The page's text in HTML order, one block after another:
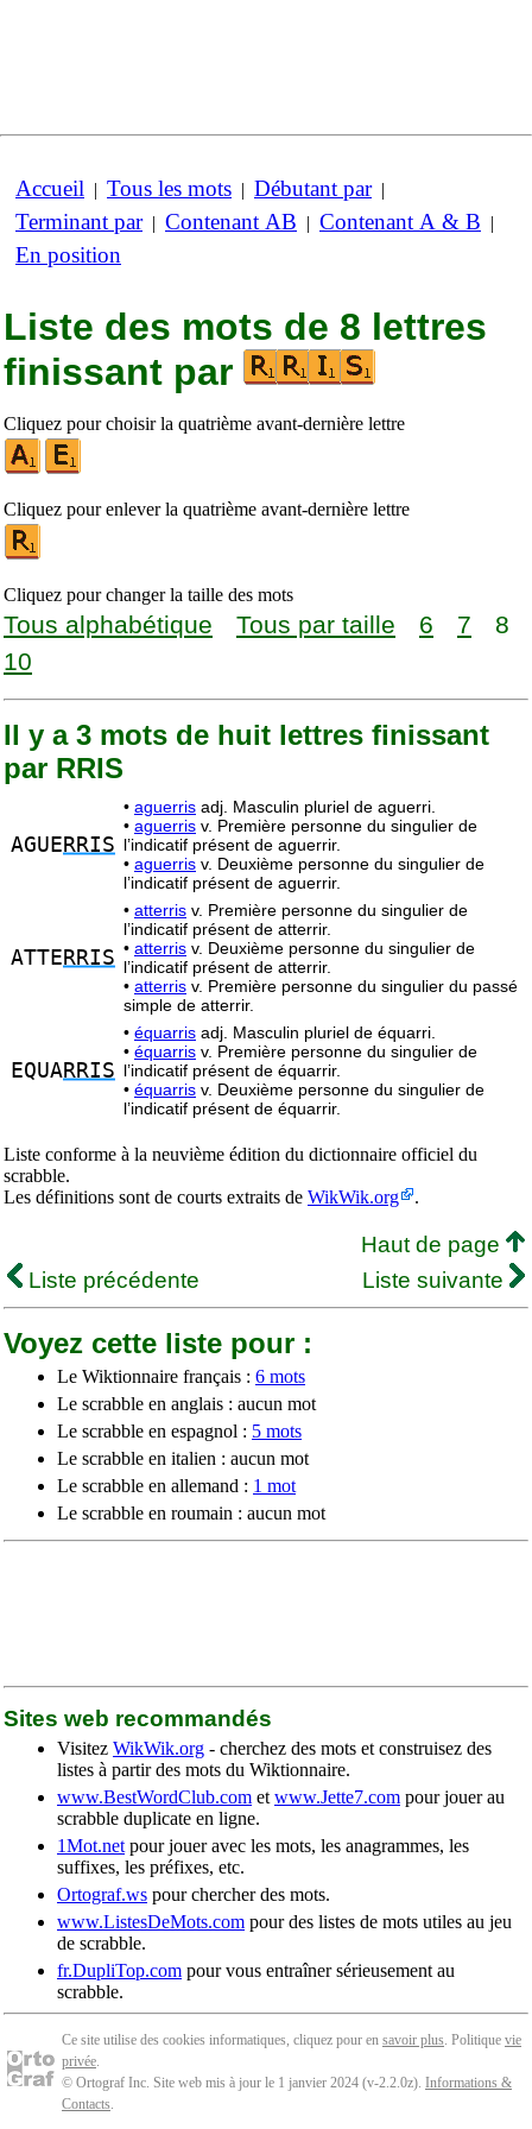
Accueil | Tous les mots | Débutant par|
Terminant par| Contenant AB | Contenant A & B |
En position
Liste des mots de 8 lettres
finissant par
Cliquez pour choisir la quatrième avant-dernière lettre
Cliquez pour enlever la quatrième avant-dernière lettre
Cliquez pour changer la taille des mots
Tous alphabétique Tous par taille 6 7
8
10
Il y a 3 mots de huit lettres finissant
par RRIS
AGUE RRIS
• aguerris adj. Masculin pluriel de aguerri.
• aguerris v. Première personne du singulier de
l’indicatif présent de aguerrir.
• aguerris v. Deuxième personne du singulier de
l’indicatif présent de aguerrir.
ATTE RRIS
• atterris v. Première personne du singulier de
l’indicatif présent de atterrir.
• atterris v. Deuxième personne du singulier de
l’indicatif présent de atterrir.
• atterris v. Première personne du singulier du passé
simple de atterrir.
EQUARRIS
• équarris adj. Masculin pluriel de équarri.
• équarris v. Première personne du singulier de
l’indicatif présent de équarrir.
• équarris v. Deuxième personne du singulier de
l’indicatif présent de équarrir.
Liste conforme à la neuvième édition du dictionnaire officiel du
scrabble.
Les définitions sont de courts extraits de WikWik.org .
Haut de page
Liste précédente
Liste suivante
Voyez cette liste pour :
Le Wiktionnaire français : 6 mots
Le scrabble en anglais : aucun mot
Le scrabble en espagnol : 5 mots
Le scrabble en italien : aucun mot
Le scrabble en allemand : 1 mot
Le scrabble en roumain : aucun mot
Sites web recommandés
Visitez WikWik.org - cherchez des mots et construisez des
listes à partir des mots du Wiktionnaire.
www.BestWordClub.com et www.Jette7.com pour jouer au
scrabble duplicate en ligne.
1Mot.net pour jouer avec les mots, les anagrammes, les
suffixes, les préfixes, etc.
Ortograf.ws pour chercher des mots.
www.ListesDeMots.com pour des listes de mots utiles au jeu
de scrabble.
fr.DupliTop.com pour vous entraîner sérieusement au
scrabble.
Ce site utilise des cookies informatiques, cliquez pour en savoir plus. Politique vie
privée.
© Ortograf Inc. Site web mis à jour le 1 janvier 2024 (v-2.2.0z). Informations &
Contacts.